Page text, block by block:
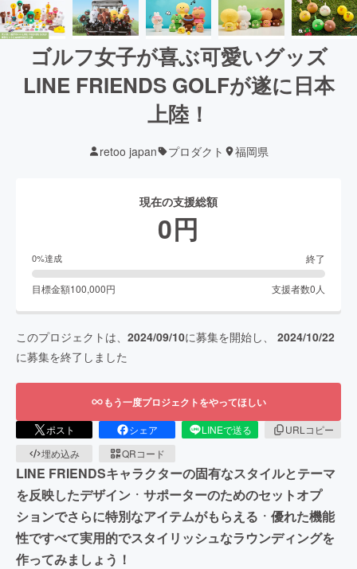
ゴルフ女子が喜ぶ可愛いグッズ
LINE FRIENDS GOLFが遂に日本
上陸！
retoo japan プロダクト 福岡県
現在の支援総額
0円
0%達成 終了
目標金額100,000円 支援者数0 人
このプロジェクトは、 2024/09/10に募集を開始し、 2024/10/22
に募集を終了しました
もう一度プロジェクトをやってほしい
ポスト シェア LINEで送る
URLコピー
埋め込み
QRコード
LINE FRIENDSキャラクターの固有なスタイルとテーマ
を反映したデザインㆍサポーターのためのセットオプ
ションでさらに特別なアイテムがもらえるㆍ優れた機能
性ですべて実用的でスタイリッシュなラウンディングを
作ってみましょう！